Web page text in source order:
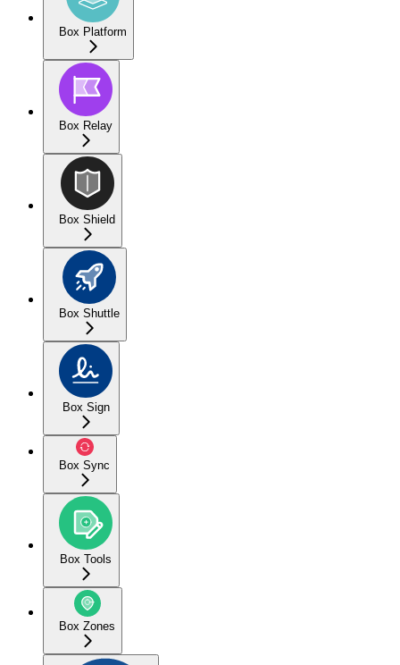
Box Platform
Box Relay
Box Shield
Box Shuttle
Box Sign
Box Sync
Box Tools
Box Zones